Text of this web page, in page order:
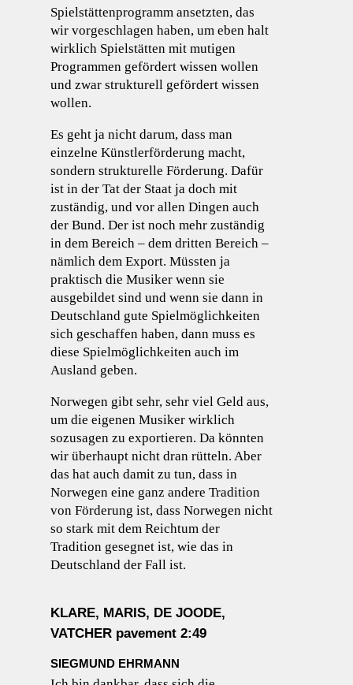
Spielstättenprogramm ansetzten, das
wir vorgeschlagen haben, um eben halt
wirklich Spielstätten mit mutigen
Programmen gefördert wissen wollen
und zwar strukturell gefördert wissen
wollen.
Es geht ja nicht darum, dass man
einzelne Künstlerförderung macht,
sondern strukturelle Förderung. Dafür
ist in der Tat der Staat ja doch mit
zuständig, und vor allen Dingen auch
der Bund. Der ist noch mehr zuständig
in dem Bereich – dem dritten Bereich –
nämlich dem Export. Müssten ja
praktisch die Musiker wenn sie
ausgebildet sind und wenn sie dann in
Deutschland gute Spielmöglichkeiten
sich geschaffen haben, dann muss es
diese Spielmöglichkeiten auch im
Ausland geben.
Norwegen gibt sehr, sehr viel Geld aus,
um die eigenen Musiker wirklich
sozusagen zu exportieren. Da könnten
wir überhaupt nicht dran rütteln. Aber
das hat auch damit zu tun, dass in
Norwegen eine ganz andere Tradition
von Förderung ist, dass Norwegen nicht
so stark mit dem Reichtum der
Tradition gesegnet ist, wie das in
Deutschland der Fall ist.
KLARE, MARIS, DE JOODE,
VATCHER pavement 2:49
SIEGMUND EHRMANN